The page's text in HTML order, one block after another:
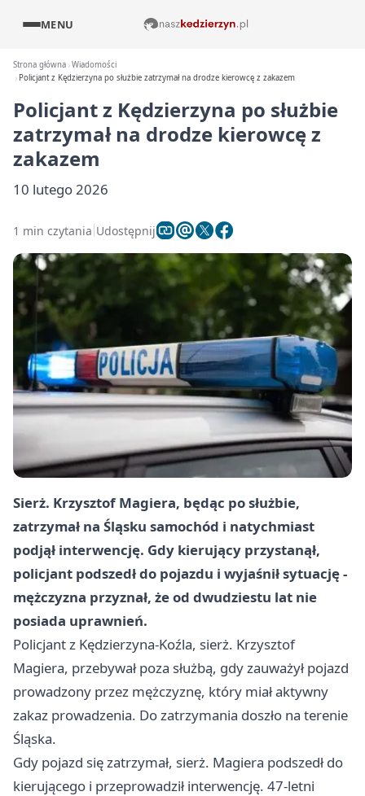
MENU
Strona główna Wiadomości
Policjant z Kędzierzyna po służbie zatrzymał na drodze kierowcę z zakazem
Policjant z Kędzierzyna po służbie
zatrzymał na drodze kierowcę z
zakazem
10 lutego 2026
1 min czytania Udostępnij
Sierż. Krzysztof Magiera, będąc po służbie,
zatrzymał na Śląsku samochód i natychmiast
podjął interwencję. Gdy kierujący przystanął,
policjant podszedł do pojazdu i wyjaśnił sytuację -
mężczyzna przyznał, że od dwudziestu lat nie
posiada uprawnień.
Policjant z Kędzierzyna-Koźla, sierż. Krzysztof
Magiera, przebywał poza służbą, gdy zauważył pojazd
prowadzony przez mężczyznę, który miał aktywny
zakaz prowadzenia. Do zatrzymania doszło na terenie
Śląska.
Gdy pojazd się zatrzymał, sierż. Magiera podszedł do
kierującego i przeprowadził interwencję. 47-letni